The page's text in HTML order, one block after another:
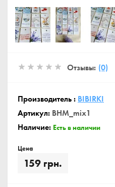
Отзывы: (0)
Производитель : BIBIRKI
Артикул: BHM_mix1
Наличие: Есть в наличии
Цена
159 грн.